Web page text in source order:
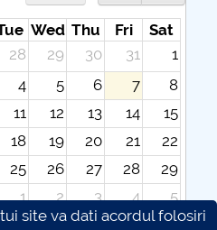
Wed Thu Fri
Sat
28 29 30 31
1
4 5 6 7
8
11 12 13 14
15
18 19 20 21
22
25 26 27 28
29
1 2 3 4
5
site va dati acordul folosiri